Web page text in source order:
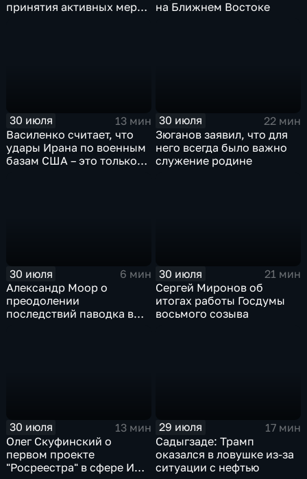
принятия активных мер
на Ближнем Востоке
30 июля
13 мин
Василенко считает, что
удары Ирана по военным
базам США – это только
30 июля
22 мин
Зюганов заявил, что для
него всегда было важно
служение родине
30 июля
6 мин
Александр Моор о
преодолении
последствий паводка в
30 июля
21 мин
Сергей Миронов об
итогах работы Госдумы
восьмого созыва
30 июля
13 мин
Олег Скуфинский о
первом проекте
"Росреестра" в сфере ИИ
29 июля
17 мин
Садыгзаде: Трамп
оказался в ловушке из-за
ситуации с нефтью